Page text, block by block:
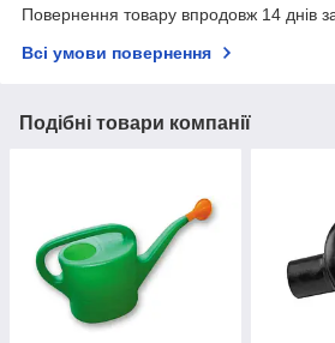
Повернення товару впродовж 14 днів
Всі умови повернення
Подібні товари компанії